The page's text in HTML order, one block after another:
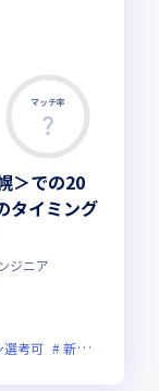
マッチ率
＞での20
タイミング
ジニア
選考可 新規立ち上げ